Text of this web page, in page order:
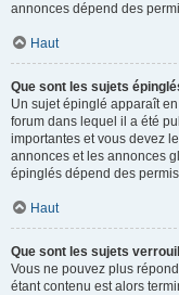
annonces dépend des
Haut
Que sont les sujets
Un sujet épinglé apparaît
forum dans lequel il a été
importantes et vous devez
annonces et les annonces
épinglés dépend des
Haut
Que sont les sujets
Vous ne pouvez plus
étant contenu est alors